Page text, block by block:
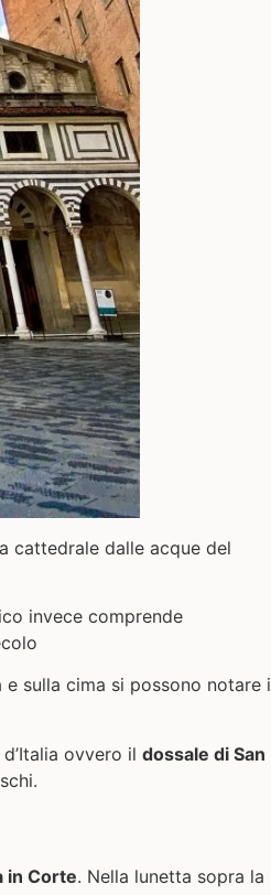
cattedrale dalle acque del
invece comprende
sulla cima si possono notare i
ovvero il dossale di San
in Corte. Nella lunetta sopra la